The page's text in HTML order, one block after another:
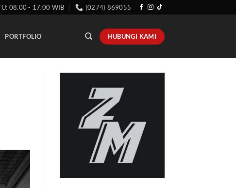
08.00 - 17.00 WIB (0274) 869055
PORTFOLIO HUBUNGI KAMI